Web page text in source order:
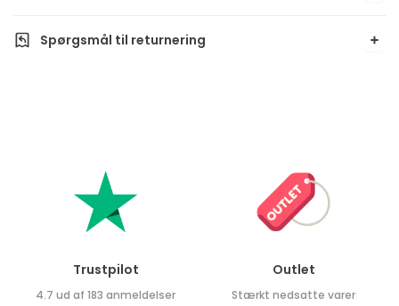
Spørgsmål til returnering
Trustpilot
4.7 ud af 183 anmeldelser
Outlet
Stærkt nedsatte varer